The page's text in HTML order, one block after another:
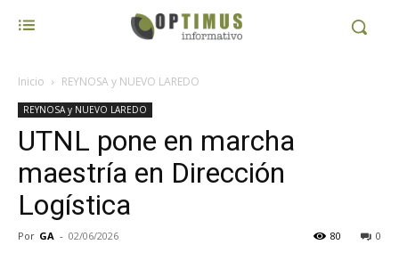
Inicio REYNOSA y NUEVO LAREDO
REYNOSA y NUEVO LAREDO
UTNL pone en marcha
maestría en Dirección
Logística
Por GA - 02/06/2026 0
80